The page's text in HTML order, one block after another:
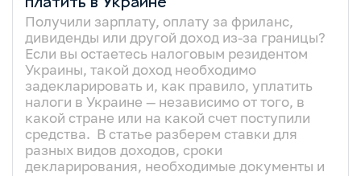
платить в Украине
Получили зарплату, оплату за фриланс,
дивиденды или другой доход из-за границы?
Если вы остаетесь налоговым резидентом
Украины, такой доход необходимо
задекларировать и, как правило, уплатить
налоги в Украине — независимо от того, в
какой стране или на какой счет поступили
средства. В статье разберем ставки для
разных видов доходов, сроки
декларирования, необходимые документы и